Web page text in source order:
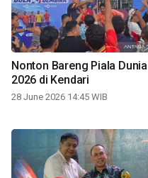
Nonton Bareng Piala Dunia
2026 di Kendari
28 June 2026 14:45 WIB